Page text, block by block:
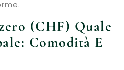
(CHF) Quale
Comodità E